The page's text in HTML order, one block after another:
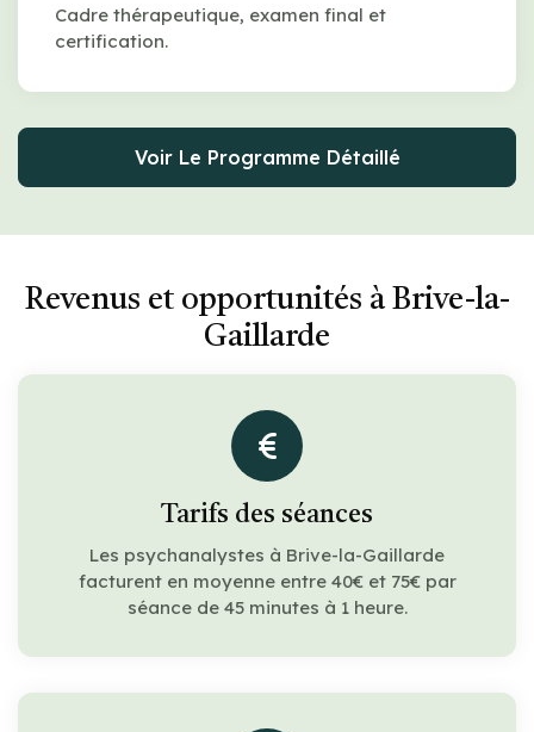
Cadre thérapeutique, examen final et
certification.
Voir Le Programme Détaillé
Revenus et opportunités à Brive-la-
Gaillarde
Tarifs des séances
Les psychanalystes à Brive-la-Gaillarde
facturent en moyenne entre 40€ et 75€ par
séance de 45 minutes à 1 heure.